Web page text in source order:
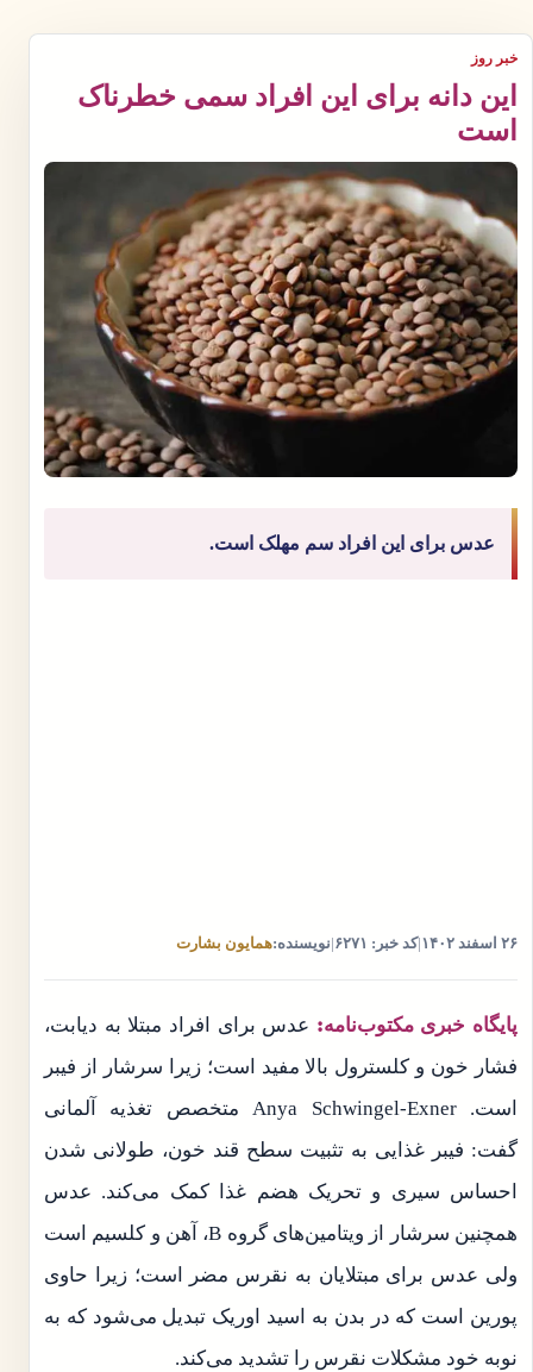
خبر روز
این دانه برای این افراد سمی خطرناک
است
عدس برای این افراد سم مهلک است.
۲۶ اسفند ۱۴۰۲ |کد خبر: ۶۲۷۱ نویسنده:همایون بشارت
پایگاه خبری مکتوب‌نامه: عدس برای افراد مبتلا به دیابت،
فشار خون و کلسترول بالا مفید است؛ زیرا سرشار از فیبر
است. Anya Schwingel-Exner متخصص تغذیه آلمانی
گفت: فیبر غذایی به تثبیت سطح قند خون، طولانی شدن
احساس سیری و تحریک هضم غذا کمک می‌کند. عدس
همچنین سرشار از ویتامین‌های گروه B، آهن و کلسیم است
ولی عدس برای مبتلایان به نقرس مضر است؛ زیرا حاوی
پورین است که در بدن به اسید اوریک تبدیل می‌شود که به
نوبه خود مشکلات نقرس را تشدید می‌کند.